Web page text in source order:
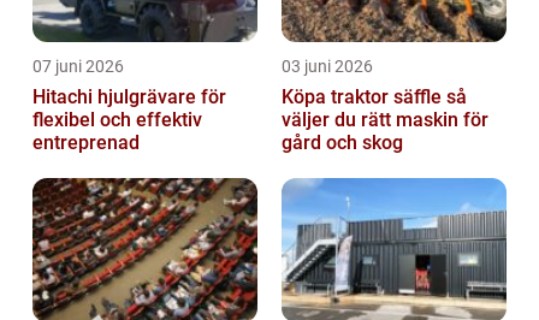
07 juni 2026
Hitachi hjulgrävare för
flexibel och effektiv
entreprenad
03 juni 2026
Köpa traktor säffle så
väljer du rätt maskin för
gård och skog